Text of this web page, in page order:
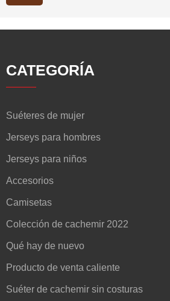
CATEGORÍA
Suéteres de mujer
Jerseys para hombres
Jerseys para niños
Accesorios
Camisetas
Colección de cachemir 2022
Qué hay de nuevo
Producto de venta caliente
Suéter de cachemir sin costuras